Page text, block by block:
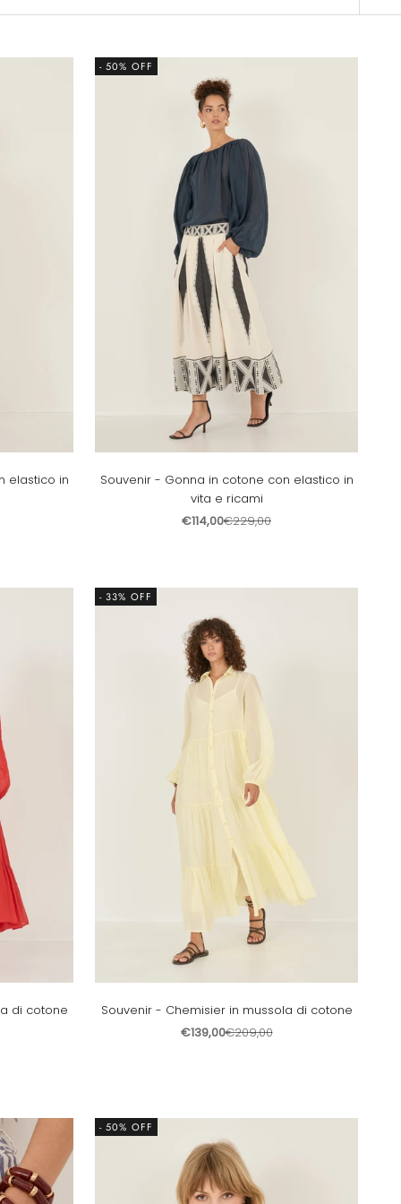
elastico in
- 50% OFF
Souvenir - Gonna in cotone con elastico in
vita e ricami
Prezzo scontato
€114,00Prezzo
€229,00
di cotone
- 33% OFF
Souvenir - Chemisier in mussola di cotone
Prezzo scontato
€139,00Prezzo
€209,00
- 50% OFF